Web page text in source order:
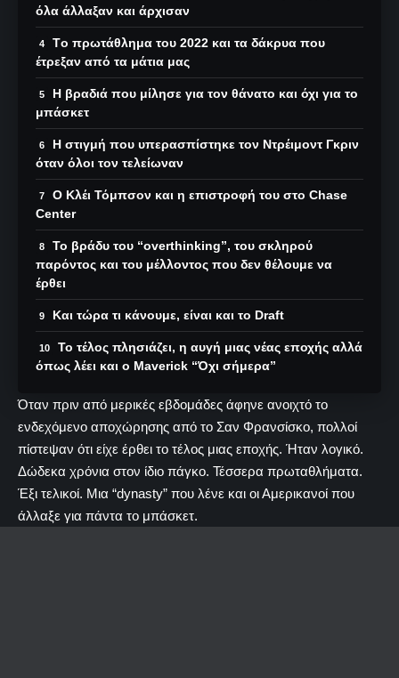
όλα άλλαξαν και άρχισαν
Tο πρωτάθλημα του 2022 και τα δάκρυα που
έτρεξαν από τα μάτια μας
Η βραδιά που μίλησε για τον θάνατο και όχι για το
μπάσκετ
Η στιγμή που υπερασπίστηκε τον Ντρέιμοντ Γκριν
όταν όλοι τον τελείωναν
O Κλέι Τόμπσον και η επιστροφή του στο Chase
Center
Το βράδυ του “overthinking”, του σκληρού
παρόντος και του μέλλοντος που δεν θέλουμε να
έρθει
Και τώρα τι κάνουμε, είναι και το Draft
Το τέλος πλησιάζει, η αυγή μιας νέας εποχής αλλά
όπως λέει και ο Maverick “Όχι σήμερα”
Όταν πριν από μερικές εβδομάδες άφηνε ανοιχτό το
ενδεχόμενο αποχώρησης από το Σαν Φρανσίσκο, πολλοί
πίστεψαν ότι είχε έρθει το τέλος μιας εποχής. Ήταν λογικό.
Δώδεκα χρόνια στον ίδιο πάγκο. Τέσσερα πρωταθλήματα.
Έξι τελικοί. Μια “dynasty” που λένε και οι Αμερικανοί που
άλλαξε για πάντα το μπάσκετ.